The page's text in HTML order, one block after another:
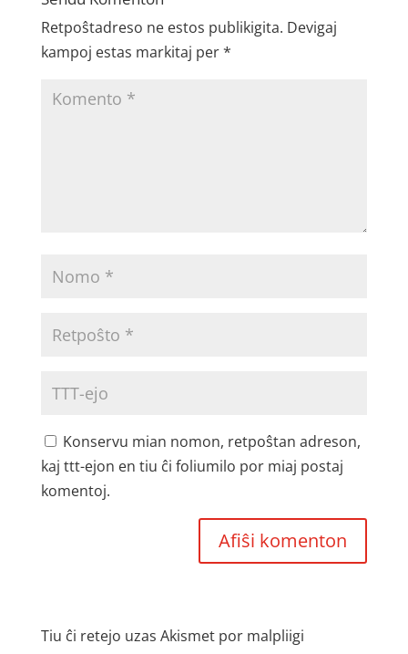
Retpoŝtadreso ne estos publikigita. Devigaj
kampoj estas markitaj per*
Konservu mian nomon, retpoŝtan adreson,
kaj ttt-ejon en tiu ĉi foliumilo por miaj postaj
komentoj.
Tiu ĉi retejo uzas Akismet por malpliigi